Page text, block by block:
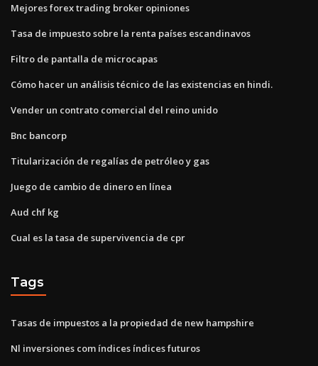
Mejores forex trading broker opiniones
Tasa de impuesto sobre la renta países escandinavos
Filtro de pantalla de microcapas
Cómo hacer un análisis técnico de las existencias en hindi.
Vender un contrato comercial del reino unido
Bnc bancorp
Titularización de regalías de petróleo y gas
Juego de cambio de dinero en línea
Aud chf kg
Cual es la tasa de supervivencia de cpr
Tags
Tasas de impuestos a la propiedad de new hampshire
Nl inversiones com índices índices futuros